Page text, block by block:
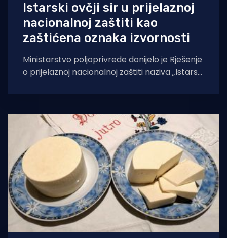
Istarski ovčji sir u prijelaznoj
nacionalnoj zaštiti kao
zaštićena oznaka izvornosti
Ministarstvo poljoprivrede donijelo je Rješenje
o prijelaznoj nacionalnoj zaštiti naziva „Istarski
oznaka izvornosti.